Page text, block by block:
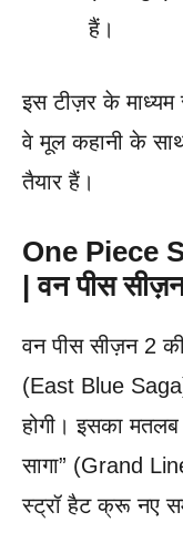
हैं।
इस टीज़र के
वे मूल कहानी के
तैयार हैं।
One Piece
| वन पीस
वन पीस सीज़न 2 की
(East Blue
होगी। इसका
सागा” (Grand
स्ट्रॉ हैट क्रू नए